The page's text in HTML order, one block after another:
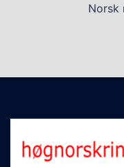
Norsk